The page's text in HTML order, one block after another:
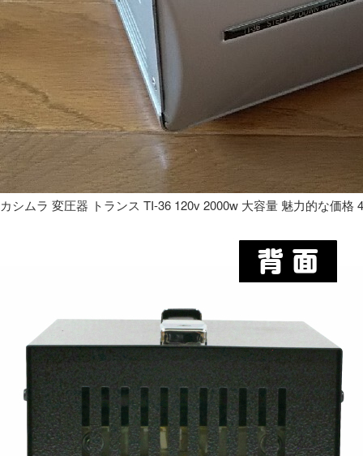
カシムラ 変圧器 トランス TI-36 120v 2000w 大容量 魅力的な価格